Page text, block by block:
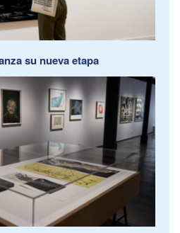
su nueva etapa